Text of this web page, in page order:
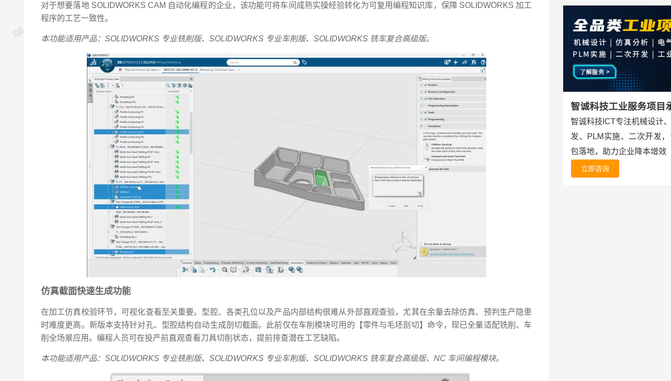
对于想要落地 SOLIDWORKS CAM 自动化编程的企业，该功能可将车间成熟实操经验转化为可复用编程知识库，保障 SOLIDWORKS 加工
程序的工艺一致性。
本功能适用产品：SOLIDWORKS 专业铣削版、SOLIDWORKS 专业车削版、SOLIDWORKS 铣车复合高级版。
仿真截面快速生成功能
在加工仿真校验环节，可视化查看至关重要。型腔、各类孔位以及产品内部结构很难从外部直观查验，尤其在余量去除仿真、预判生产隐患
时难度更高。新版本支持针对孔、型腔结构自动生成剖切截面。此前仅在车削模块可用的【零件与毛坯剖切】命令，现已全量适配铣削、车
削全场景应用。编程人员可在投产前直观查看刀具切削状态，提前排查潜在工艺缺陷。
本功能适用产品：SOLIDWORKS 专业铣削版、SOLIDWORKS 专业车削版、SOLIDWORKS 铣车复合高级版、NC 车间编程模块。
智诚科技工业服务项目
智诚科技ICT专注机械设计
发、PLM实施、二次开发
包落地，助力企业降本增效
立即咨询